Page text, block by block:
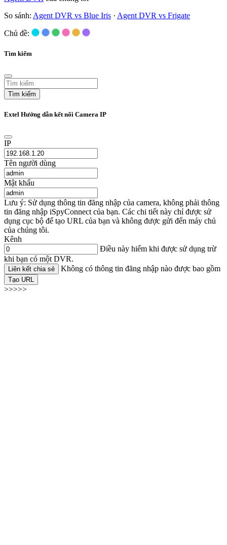
So sánh: Agent DVR vs Blue Iris · Agent DVR vs Frigate
Chủ đề:
Tìm kiếm
Tìm kiếm
Extel Hướng dẫn kết nối Camera IP
IP
Tên người dùng
Mật khẩu
Lưu ý: Sử dụng thông tin đăng nhập của camera, không phải thông
tin đăng nhập iSpyConnect của bạn. Các chi tiết này chỉ được sử
dụng cục bộ để tạo URL của bạn và không được gửi đến máy chủ
của chúng tôi.
Kênh
Điều này hiếm khi được sử dụng trừ
khi bạn có một DVR.
Liên kết chia sẻ Không có thông tin đăng nhập nào được bao gồm
Tạo URL
>>>>>